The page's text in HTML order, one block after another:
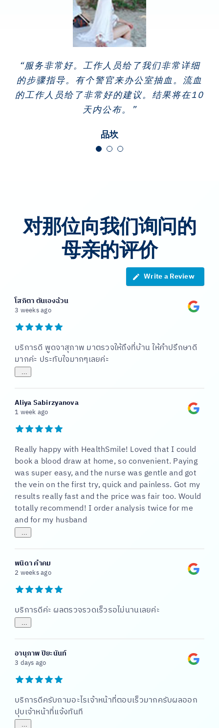
“服务非常好。工作人员给了我们非常详细
的步骤指导。有个警官来办公室抽血。流血
的工作人员给了非常好的建议。结果将在10
天内公布。”
品坎
“服务非常好。快速回答问题，提供完整信
息，并快速了解结果。”
帕达奈·唐·提拉纳普拉基
“非常方便快捷，工作人员给了很好的建
议。来抽血的护士准时且迅速，抽血过程一
点也不疼。报告非常迅速，只有7天时间，
这段时间适合不用出门。”
戈伊·特卡松波布
对那位向我们询问的
母亲的评价
Write a Review
โสภิตา ตันเองฉ้วน
3 weeks ago
บริการดี พูดจาสุภาพ มาตรวจให้ถึงที่บ้าน ให้คำปรึกษาดี
มากค่ะ ประทับใจมากๆเลยค่ะ
...
Aliya Sabirzyanova
1 week ago
Really happy with HealthSmile! Loved that I could
book a blood draw at home, so convenient. Paying
was super easy, and the nurse was gentle and got
the vein on the first try, quick and painless. Got my
results really fast and the price was fair too. Would
totally recommend! I order analysis twice for me
and for my husband
...
พนิดา คําคม
2 weeks ago
บริการดีค่ะ ผลตรวจรวดเร็วรอไม่นานเลยค่ะ
...
อานุภาพ ปิยะนันท์
3 days ago
บริการดีครับถามอะไรเจ้าหน้าที่ตอบเร็วมากครับผลออก
ปุบเจ้าหน้าที่แจ้งทันที
...